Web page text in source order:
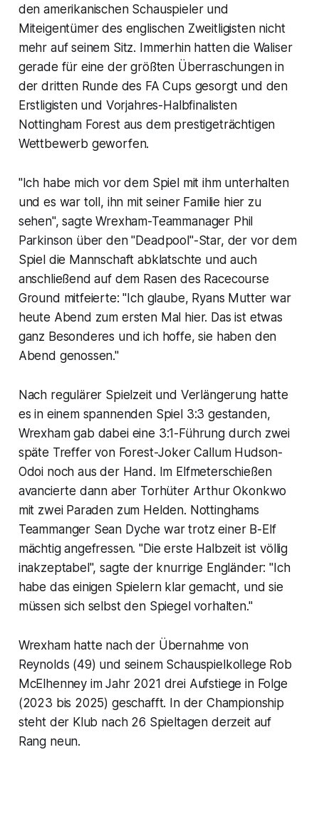
den amerikanischen Schauspieler und
Miteigentümer des englischen Zweitligisten nicht
mehr auf seinem Sitz. Immerhin hatten die Waliser
gerade für eine der größten Überraschungen in
der dritten Runde des FA Cups gesorgt und den
Erstligisten und Vorjahres-Halbfinalisten
Nottingham Forest aus dem prestigeträchtigen
Wettbewerb geworfen.
"Ich habe mich vor dem Spiel mit ihm unterhalten
und es war toll, ihn mit seiner Familie hier zu
sehen", sagte Wrexham-Teammanager Phil
Parkinson über den "Deadpool"-Star, der vor dem
Spiel die Mannschaft abklatschte und auch
anschließend auf dem Rasen des Racecourse
Ground mitfeierte: "Ich glaube, Ryans Mutter war
heute Abend zum ersten Mal hier. Das ist etwas
ganz Besonderes und ich hoffe, sie haben den
Abend genossen."
Nach regulärer Spielzeit und Verlängerung hatte
es in einem spannenden Spiel 3:3 gestanden,
Wrexham gab dabei eine 3:1-Führung durch zwei
späte Treffer von Forest-Joker Callum Hudson-
Odoi noch aus der Hand. Im Elfmeterschießen
avancierte dann aber Torhüter Arthur Okonkwo
mit zwei Paraden zum Helden. Nottinghams
Teammanger Sean Dyche war trotz einer B-Elf
mächtig angefressen. "Die erste Halbzeit ist völlig
inakzeptabel", sagte der knurrige Engländer: "Ich
habe das einigen Spielern klar gemacht, und sie
müssen sich selbst den Spiegel vorhalten."
Wrexham hatte nach der Übernahme von
Reynolds (49) und seinem Schauspielkollege Rob
McElhenney im Jahr 2021 drei Aufstiege in Folge
(2023 bis 2025) geschafft. In der Championship
steht der Klub nach 26 Spieltagen derzeit auf
Rang neun.